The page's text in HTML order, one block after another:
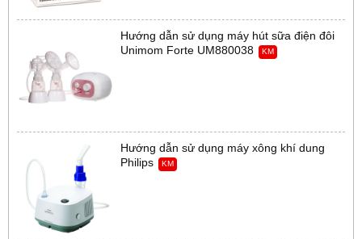
Hướng dẫn sử dụng máy hút sữa điện đôi
Unimom Forte UM880038
KM
Hướng dẫn sử dụng máy xông khí dung
Philips
KM